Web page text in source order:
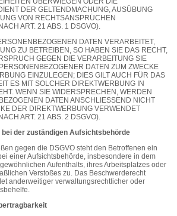
DER GELTENDMACHUNG, AUSÜBUNG
VON RECHTSANSPRÜCHEN
ART. 21 ABS. 1 DSGVO).
DATEN VERARBEITET,
ZU BETREIBEN, SO HABEN SIE DAS RECHT,
GEGEN DIE VERARBEITUNG SIE
DATEN ZUM ZWECKE
EINZULEGEN; DIES GILT AUCH FÜR DAS
ES MIT SOLCHER DIREKTWERBUNG IN
WENN SIE WIDERSPRECHEN, WERDEN
DATEN ANSCHLIESSEND NICHT
DER DIREKTWERBUNG VERWENDET
ART. 21 ABS. 2 DSGVO).
der zuständigen Aufsichtsbehörde
gegen die DSGVO steht den Betroffenen ein
einer Aufsichtsbehörde, insbesondere in dem
Aufenthalts, ihres Arbeitsplatzes oder
Verstoßes zu. Das Beschwerderecht
anderweitiger verwaltungsrechtlicher oder